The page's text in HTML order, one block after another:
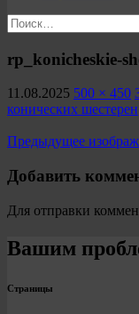
Найти:
rp_konicheskie-
11.08.2025 500 × 450
конических шестерен
Предыдущее
Добавить
Для отправки
Вашим
Страницы